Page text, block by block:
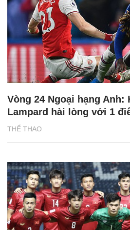
THỂ THAO
Vòng 24 Ngoại hạng Anh:
Lampard hài lòng với 1